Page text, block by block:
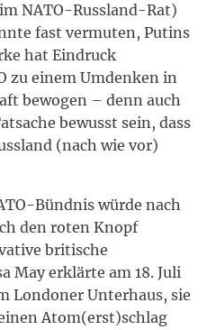
NATO-Russland-Rat)
fast vermuten, Putins
hat Eindruck
zu einem Umdenken in
bewogen – denn auch
bewusst sein, dass
(nach wie vor)
Bündnis würde nach
den roten Knopf
britische
May erklärte am 18. Juli
Londoner Unterhaus, sie
Atom(erst)schlag